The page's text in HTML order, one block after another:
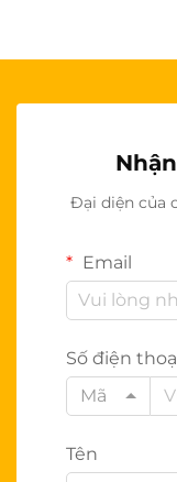
Đại diện của
Email
Số điện
Mã
Tên